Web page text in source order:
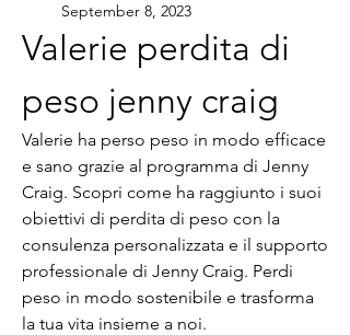
September 8, 2023
Valerie perdita di
peso jenny craig
Valerie ha perso peso in modo efficace
e sano grazie al programma di Jenny
Craig. Scopri come ha raggiunto i suoi
obiettivi di perdita di peso con la
consulenza personalizzata e il supporto
professionale di Jenny Craig. Perdi
peso in modo sostenibile e trasforma
la tua vita insieme a noi.